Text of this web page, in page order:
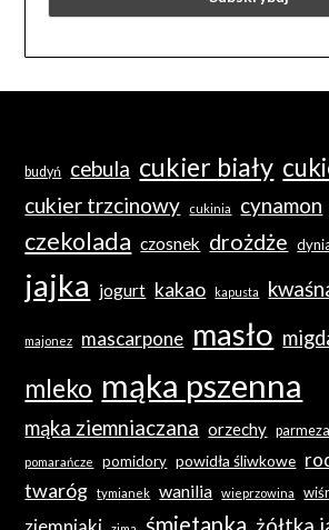
budyń cebula cukier biały
cukier trzcinowy cukinia cynamon
czekolada czosnek drożdże
jajka jogurt kakao kapusta
majonez mascarpone masło
mleko mąka pszenna
mąka ziemniaczana orzechy
pomarańcze pomidory powidła śliwkowe
twaróg tymianek wanilia wieprzowina
śmietanka